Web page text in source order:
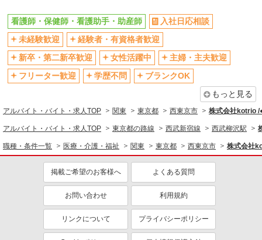
社会保険あり
産休・育休取得実績あり
退職金・財形貯蓄制度あり
各種手当（家族・役職・インセン
ティブなど）あり
制服貸与
研修制度あり
資格取得支援制度あり
医療・介護・福祉
看護師・保健師・看護助手・助産師
同じ特徴から求人を探す
ミドル（40代～）活躍中
ボーナス・賞与あり
車通勤OK
交通費支給
社会保険あり
産休・育休取得実績あり
看護師・保健師・看護助手・助産師
入社日応相談
未経験歓迎
経験者・有資格者歓迎
新卒・第二新卒歓迎
女性活躍中
主婦・主夫歓迎
フリーター歓迎
学歴不問
ブランクOK
もっと見る
アルバイト・バイト・求人TOP 関東 東京都 西東京市 株式会社kotrio /
アルバイト・バイト・求人TOP 東京都の路線 西武新宿線 西武柳沢駅
職種・条件一覧 医療・介護・福祉 関東 東京都 西東京市 株式会社
掲載ご希望のお客様へ よくある質問
お問い合わせ 利用規約
リンクについて プライバシーポリシー